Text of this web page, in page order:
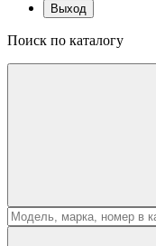
Выход
Поиск по каталогу